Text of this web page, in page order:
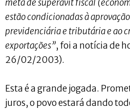
meta de superávit fiscal
estão condicionadas à
previdenciária e tributária e ao
exportações”, foi a notícia de
26/02/2003).
Esta é a grande jogada.
juros, o povo estará dando